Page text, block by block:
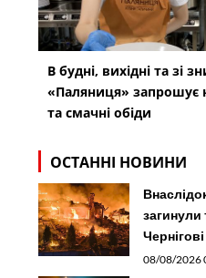
В будні, вихідні та зі
«Паляниця» запрошує
та смачні обіди
ОСТАННІ НОВИНИ
загинули
08/08/2026